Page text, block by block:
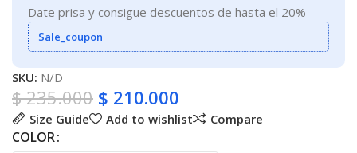
Date prisa y consigue descuentos de hasta el 20%
Sale_coupon
SKU: N/D
$235.000 $ 210.000
Size Guide Add to wishlist Compare
COLOR